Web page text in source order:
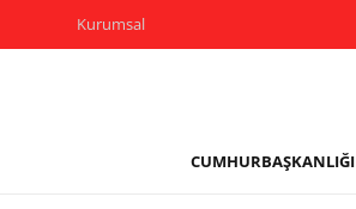
Kurumsal
CUMHURBAŞKANLIĞI